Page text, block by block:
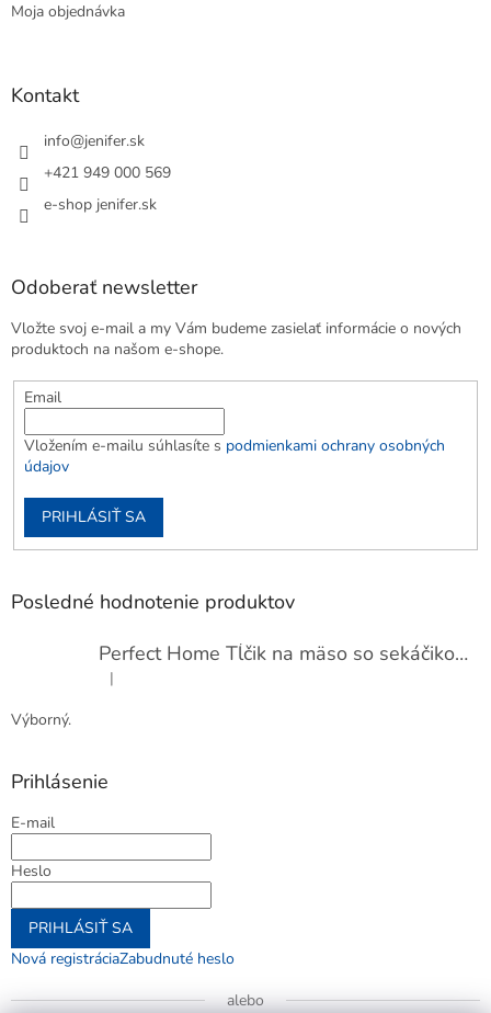
Moja objednávka
Kontakt
info@jenifer.sk
+421 949 000 569
e-shop jenifer.sk
Odoberať newsletter
Vložte svoj e-mail a my Vám budeme zasielať informácie o nových
produktoch na našom e-shope.
Email
Vložením e-mailu súhlasíte s podmienkami ochrany osobných
údajov
PRIHLÁSIŤ SA
Posledné hodnotenie produktov
Perfect Home Tĺčik na mäso so sekáčikom, 56893
Hodnotenie produktu je 5 z 5 hviezdičiek.
|
Výborný.
Prihlásenie
E-mail
Heslo
PRIHLÁSIŤ SA
Nová registráciaZabudnuté heslo
alebo